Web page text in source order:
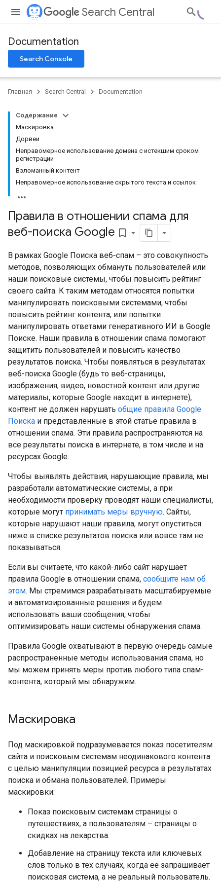
Search Central
Documentation
Search Console
Главная Search Central Documentation
Содержание
Маскировка
Дорвеи
Неправомерное использование домена с истекшим сроком
регистрации
Взломанный контент
Неправомерное использование скрытого текста и ссылок
Правила в отношении спама для
веб-поиска Google bookmark_border
В рамках Google Поиска веб-спам – это совокупность
методов, позволяющих обмануть пользователей или
наши поисковые системы, чтобы повысить рейтинг
своего сайта. К таким методам относятся попытки
манипулировать поисковыми системами, чтобы
повысить рейтинг контента, или попытки
манипулировать ответами генеративного ИИ в Google
Поиске. Наши правила в отношении спама помогают
защитить пользователей и повысить качество
результатов поиска. Чтобы появляться в результатах
веб-поиска Google (будь то веб-страницы,
изображения, видео, новостной контент или другие
материалы, которые Google находит в интернете),
контент не должен нарушать общие правила Google
Поиска и представленные в этой статье правила в
отношении спама. Эти правила распространяются на
все результаты поиска в интернете, в том числе и на
ресурсах Google.
Чтобы выявлять действия, нарушающие правила, мы
разработали автоматические системы, а при
необходимости проверку проводят наши специалисты,
которые могут принимать меры вручную. Сайты,
которые нарушают наши правила, могут опуститься
ниже в списке результатов поиска или вовсе там не
показываться.
Если вы считаете, что какой-либо сайт нарушает
правила Google в отношении спама, сообщите нам об
этом. Мы стремимся разрабатывать масштабируемые
и автоматизированные решения и будем
использовать ваши сообщения, чтобы
оптимизировать наши системы обнаружения спама.
Правила Google охватывают в первую очередь самые
распространенные методы использования спама, но
мы можем принять меры против любого типа спам-
контента, который мы обнаружим.
Маскировка
Под маскировкой подразумевается показ посетителям
сайта и поисковым системам неодинакового контента
с целью манипуляции позицией ресурса в результатах
поиска и обмана пользователей. Примеры
маскировки:
Показ поисковым системам страницы о
путешествиях, а пользователям – страницы о
скидках на лекарства.
Добавление на страницу текста или ключевых
слов только в тех случаях, когда ее запрашивает
поисковая система, а не реальный пользователь.